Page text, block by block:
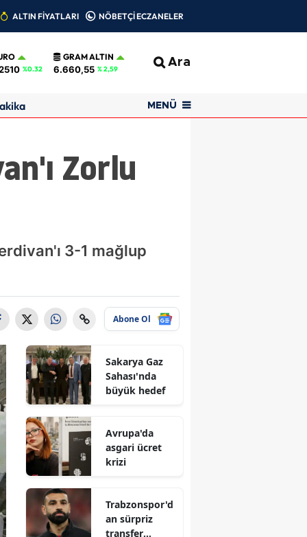
ALTIN FİYATLARI NÖBETÇİ ECZANELER
%0.32
GRAM ALTIN
6.660,55 % 2,59 Ara
MENÜ
Zorlu
3-1 mağlup
Abone Ol
Sakarya Gaz
Sahası'nda
büyük hedef
Avrupa'da
asgari ücret
krizi
Trabzonspor'd
an sürpriz
transfer